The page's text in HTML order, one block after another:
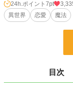
数年後、多少の問題を抱
しまう。そして残された
ためにはなんとしても王
自分でも考えていたより
むまでの前日譚として本
24h.ポイント 7pt
異世界
恋愛 魔法
目次